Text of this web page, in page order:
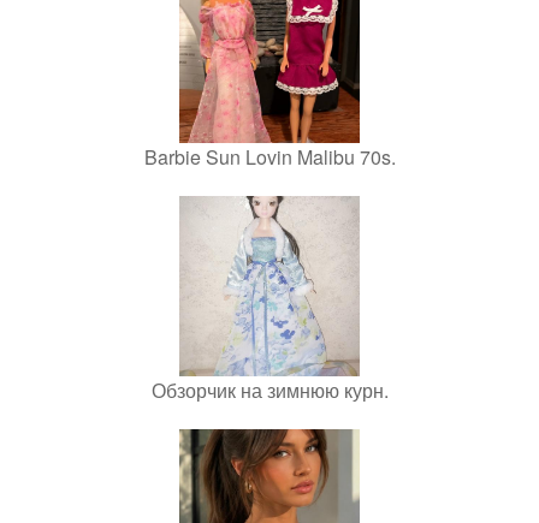
Barbie Sun Lovin Malibu 70s.
Обзорчик на зимнюю курн.